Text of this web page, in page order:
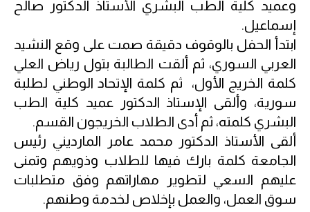
وعميد كلية الطب البشري الأستاذ الدكتور صالح
إسماعيل.
ابتدأ الحفل بالوقوف دقيقة صمت على وقع النشيد
العربي السوري، ثم ألقت الطالبة بتول رياض العلي
كلمة الخريج الأول، ثم كلمة الإتحاد الوطني لطلبة
سورية، وألقى الإستاذ الدكتور عميد كلية الطب
البشري كلمته، ثم أدى الطلاب الخريجون القسم.
ألقى الأستاذ الدكتور محمد عامر المارديني رئيس
الجامعة كلمة بارك فيها للطلاب وذويهم وتمنى
عليهم السعي لتطوير مهاراتهم وفق متطلبات
سوق العمل، والعمل بإخلاص لخدمة وطنهم.